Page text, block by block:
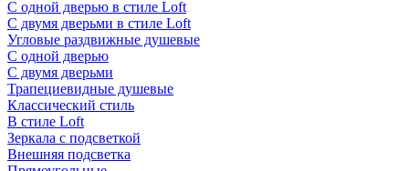
С одной дверью в стиле Loft
С двумя дверьми в стиле Loft
Угловые раздвижные душевые
С одной дверью
С двумя дверьми
Трапециевидные душевые
Классический стиль
В стиле Loft
Зеркала с подсветкой
Внешняя подсветка